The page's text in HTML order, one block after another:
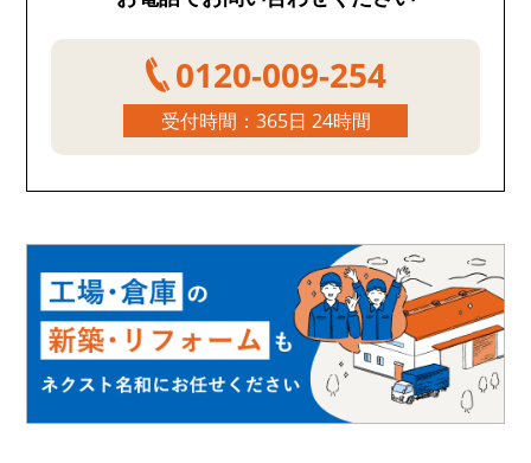
0120-009-254
受付時間：365日 24時間